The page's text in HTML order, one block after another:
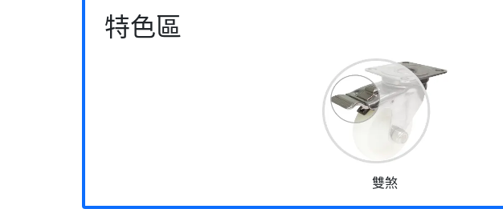
特色區
雙煞